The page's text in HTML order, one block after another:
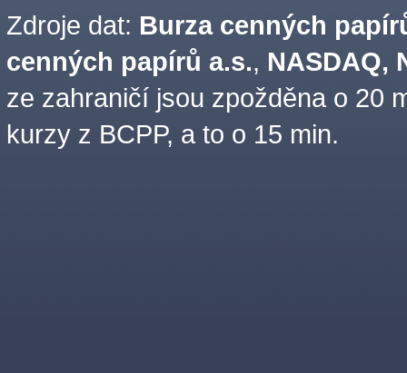
Zdroje dat: Burza cenných
cenných papírů a.s., NASDAQ,
ze zahraničí jsou zpožděna o 20
kurzy z BCPP, a to o 15 min.